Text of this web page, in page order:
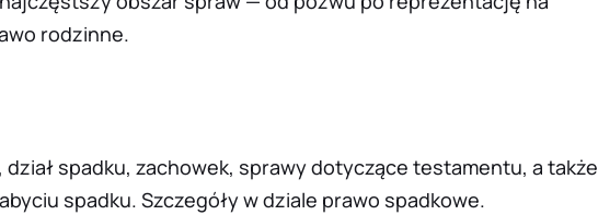
rodzinne.
spadku, zachowek, sprawy dotyczące testamentu, a także
spadku. Szczegóły w dziale prawo spadkowe.